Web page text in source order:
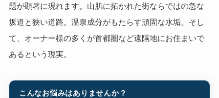
題が顕著に現れます。山肌に拓かれた街ならではの急な
坂道と狭い道路。温泉成分がもたらす頑固な水垢。そし
て、オーナー様の多くが首都圏など遠隔地にお住まいで
あるという現実。
こんなお悩みはありませんか？